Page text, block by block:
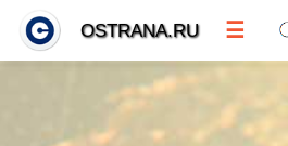
OSTRANA.RU ☰